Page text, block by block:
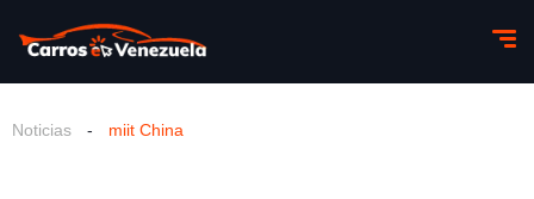
Noticias - miit China